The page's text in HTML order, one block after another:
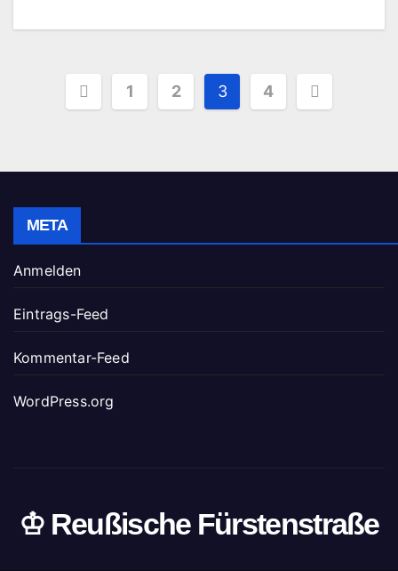
Seitennummerierung
Beiträge
1 2 3 4
META
Anmelden
Eintrags-Feed
Kommentar-Feed
WordPress.org
♔ Reußische Fürstenstraße